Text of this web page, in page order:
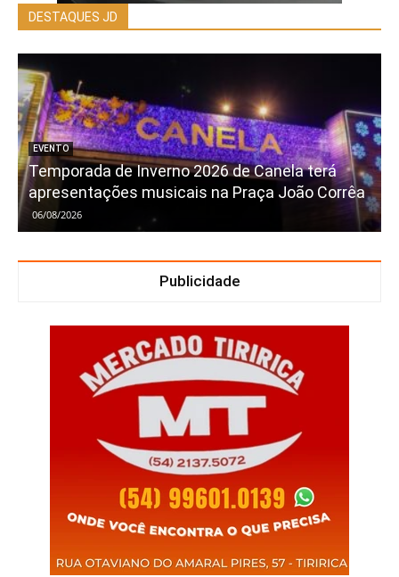
DESTAQUES JD
EVENTO
Temporada de Inverno 2026 de Canela terá
apresentações musicais na Praça João Corrêa
06/08/2026
Publicidade